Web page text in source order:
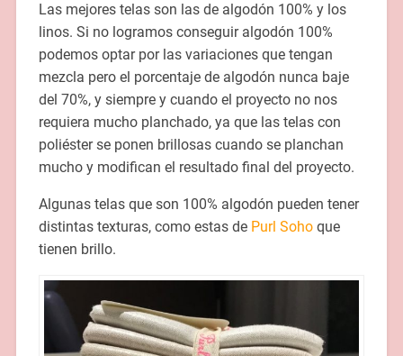
Las mejores telas son las de algodón 100% y los
linos. Si no logramos conseguir algodón 100%
podemos optar por las variaciones que tengan
mezcla pero el porcentaje de algodón nunca baje
del 70%, y siempre y cuando el proyecto no nos
requiera mucho planchado, ya que las telas con
poliéster se ponen brillosas cuando se planchan
mucho y modifican el resultado final del proyecto.
Algunas telas que son 100% algodón pueden tener
distintas texturas, como estas de Purl Sohoque
tienen brillo.